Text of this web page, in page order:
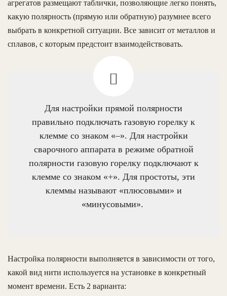
агрегатов размещают таблички, позволяющие легко понять,
какую полярность (прямую или обратную) разумнее всего
выбрать в конкретной ситуации. Все зависит от металлов и
сплавов, с которым предстоит взаимодействовать.
Для настройки прямой полярности
правильно подключать газовую горелку к
клемме со знаком «–». Для настройки
сварочного аппарата в режиме обратной
полярности газовую горелку подключают к
клемме со знаком «+». Для простоты, эти
клеммы называют «плюсовыми» и
«минусовыми».
Настройка полярности выполняется в зависимости от того,
какой вид нити используется на установке в конкретный
момент времени. Есть 2 варианта: